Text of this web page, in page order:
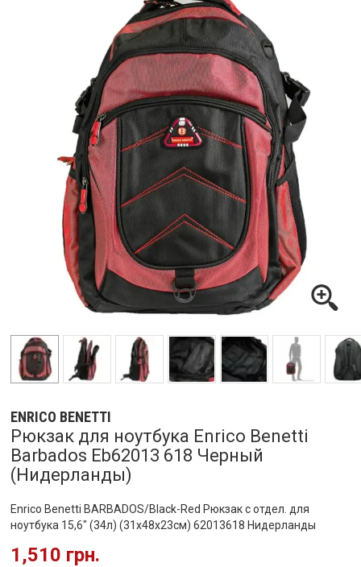
ENRICO BENETTI
Рюкзак для ноутбука Enrico Benetti
Barbados Eb62013 618 Черный
(Нидерланды)
Enrico Benetti BARBADOS/Black-Red Рюкзак с отдел. для
ноутбука 15,6" (34л) (31x48x23см) 62013618 Нидерланды
1,510 грн.